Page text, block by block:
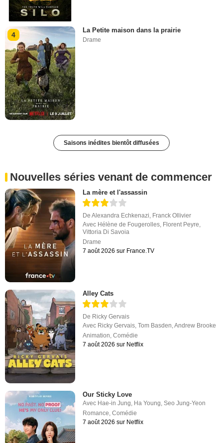
4
La Petite maison dans la prairie
Drame
Saisons inédites bientôt diffusées
Nouvelles séries venant de commencer
La mère et l'assassin
DeAlexandra Echkenazi, Franck Ollivier
Avec Hélène de Fougerolles, Florent Peyre,
Vittoria Di Savoia
Drame
7 août 2026 sur France.TV
Alley Cats
De Ricky Gervais
Avec Ricky Gervais,Tom Basden,Andrew Brooke
Animation,Comédie
7 août 2026 sur Netflix
Our Sticky Love
Avec Hae-in Jung, Ha Young,Seo Jung-Yeon
Romance,Comédie
7 août 2026 sur Netflix